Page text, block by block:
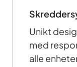
Unikt
med
alle